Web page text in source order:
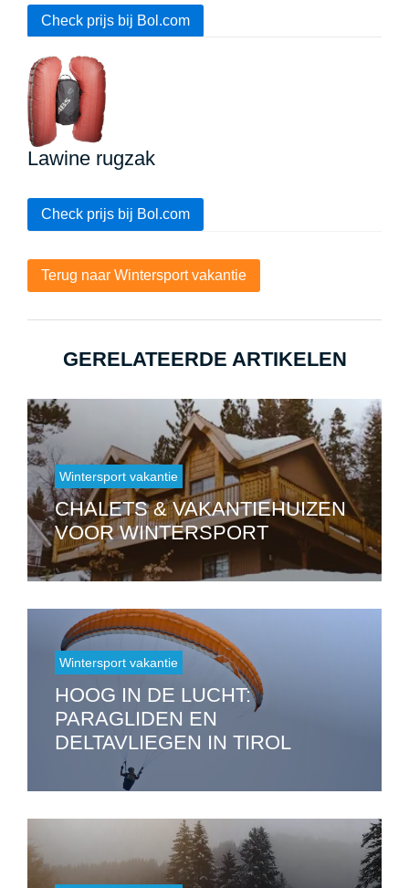
Check prijs bij Bol.com
Lawine rugzak
Check prijs bij Bol.com
Terug naar Wintersport vakantie
GERELATEERDE ARTIKELEN
Wintersport vakantie
CHALETS & VAKANTIEHUIZEN
VOOR WINTERSPORT
Wintersport vakantie
HOOG IN DE LUCHT:
PARAGLIDEN EN
DELTAVLIEGEN IN TIROL